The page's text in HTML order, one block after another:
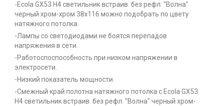
-Ecola GX53 H4 светильник встраив. без рефл. "Волна"
черный хром-хром 38x116 можно подобрать по цвету
натяжного потолка.
-Лампы со светодиодами не боятся перепадов
напряжения в сети.
-Работоспоспособность при низком напряжении в
электросети.
-Низкий показатель мощности.
-Смежный край полотна натяжного потолка с Ecola GX53
H4 светильник встраив. без рефл. "Волна" черный хром-